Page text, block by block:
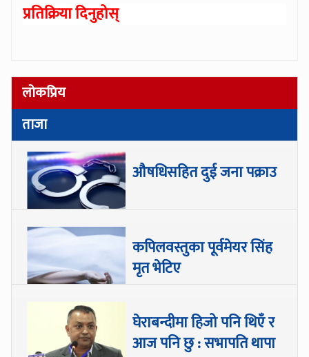
प्रतिक्रिया दिनुहोस्
लोकप्रिय
ताजा
औषधिसहित दुई जना पक्राउ
कपिलवस्तुका पूर्वमेयर सिंह
मृत भेटिए
घेराबन्दीमा हिजो पनि थिएँ र
आज पनि छु : सभापति थापा